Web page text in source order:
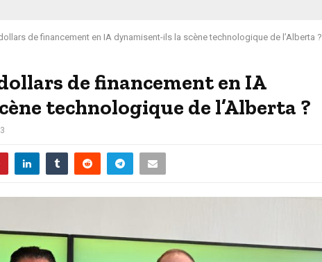
de financement en IA dynamisent-ils la scène technologique de l’Alberta ?
de financement en IA
technologique de l’Alberta ?